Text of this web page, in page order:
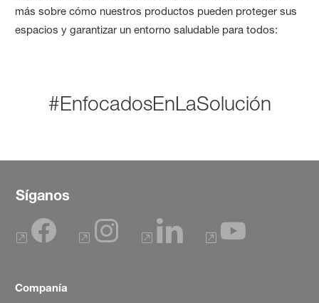
más sobre cómo nuestros productos pueden proteger sus
espacios y garantizar un entorno saludable para todos:
#EnfocadosEnLaSolución
Síganos
Companía